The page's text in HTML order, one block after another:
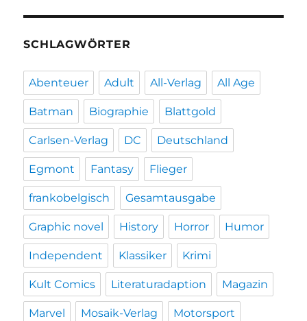
SCHLAGWÖRTER
Abenteuer Adult All-Verlag All Age
Batman Biographie Blattgold
Carlsen-Verlag DC Deutschland
Egmont Fantasy Flieger
frankobelgisch Gesamtausgabe
Graphic novel History Horror Humor
Independent Klassiker Krimi
Kult Comics Literaturadaption Magazin
Marvel Mosaik-Verlag Motorsport